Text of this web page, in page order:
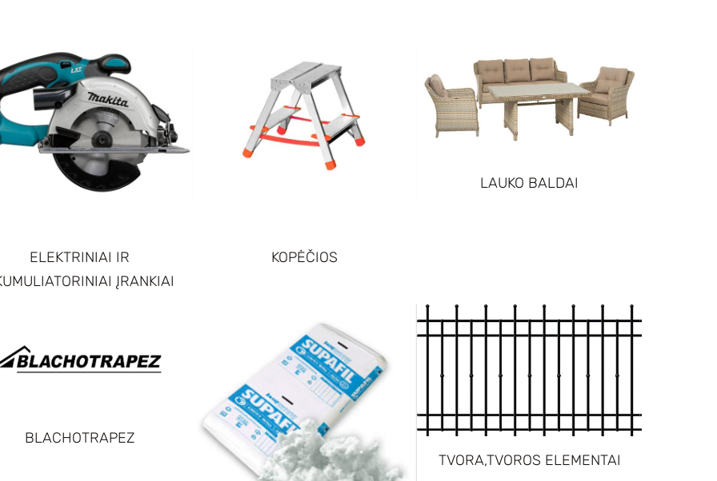
ELEKTRINIAI IR
ĮRANKIAI
KOPĖČIOS
LAUKO BALDAI
BLACHOTRAPEZ
TVORA,TVOROS ELEMENTAI